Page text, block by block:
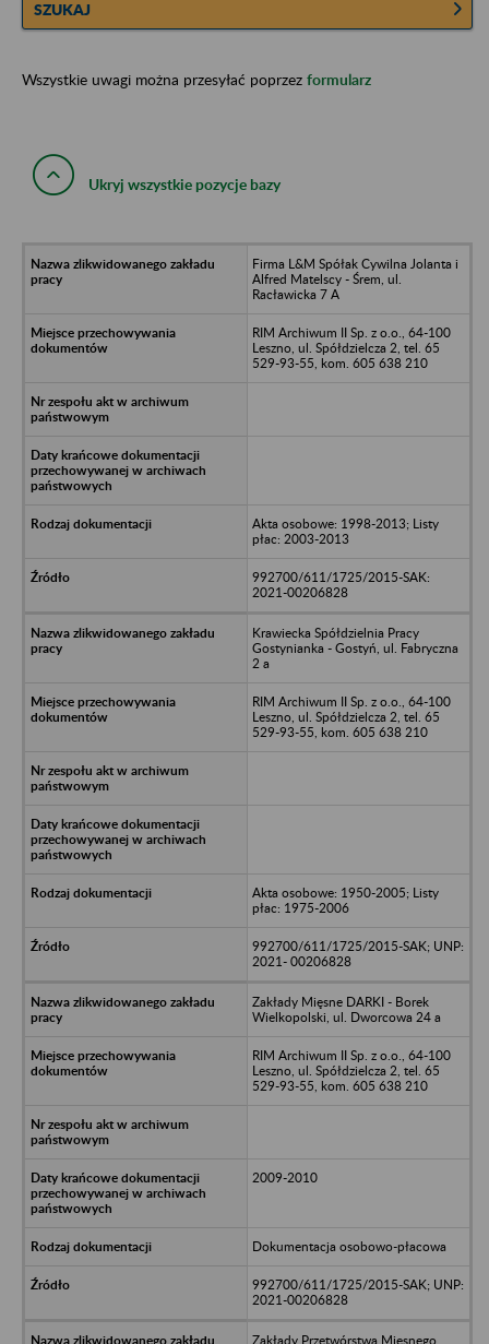
SZUKAJ
Wszystkie uwagi można przesyłać poprzez formularz
Ukryj wszystkie pozycje bazy
Firma L&M Spółak Cywilna Jolanta i
Alfred Matelscy - Śrem, ul.
Racławicka 7 A
RIM Archiwum II Sp. z o.o., 64-100
Leszno, ul. Spółdzielcza 2, tel. 65
529-93-55, kom. 605 638 210
Akta osobowe: 1998-2013; Listy
płac: 2003-2013
992700/611/1725/2015-SAK:
2021-00206828
Krawiecka Spółdzielnia Pracy
Gostynianka - Gostyń, ul. Fabryczna
2 a
RIM Archiwum II Sp. z o.o., 64-100
Leszno, ul. Spółdzielcza 2, tel. 65
529-93-55, kom. 605 638 210
Akta osobowe: 1950-2005; Listy
płac: 1975-2006
992700/611/1725/2015-SAK; UNP:
2021- 00206828
Zakłady Mięsne DARKI - Borek
Wielkopolski, ul. Dworcowa 24 a
RIM Archiwum II Sp. z o.o., 64-100
Leszno, ul. Spółdzielcza 2, tel. 65
529-93-55, kom. 605 638 210
2009-2010
Dokumentacja osobowo-płacowa
992700/611/1725/2015-SAK; UNP:
2021-00206828
Zakłady Przetwórstwa Mięsnego